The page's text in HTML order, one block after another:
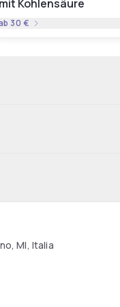
mit Kohlensäure
30 €
MI, Italia